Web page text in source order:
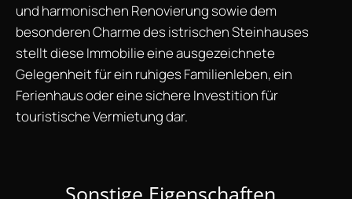
und harmonischen Renovierung sowie dem
besonderen Charme des istrischen Steinhauses
stellt diese Immobilie eine ausgezeichnete
Gelegenheit für ein ruhiges Familienleben, ein
Ferienhaus oder eine sichere Investition für
touristische Vermietung dar.